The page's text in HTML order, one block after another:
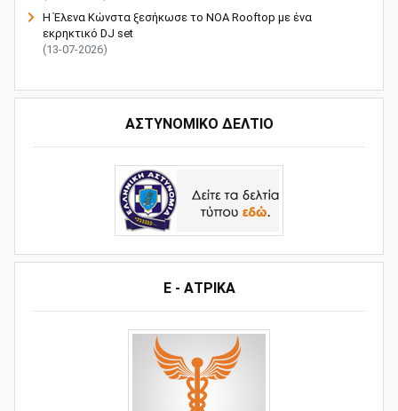
Η Έλενα Κώνστα ξεσήκωσε το NOA Rooftop με ένα
εκρηκτικό DJ set
(13-07-2026)
ΑΣΤΥΝΟΜΙΚΟ ΔΕΛΤΙΟ
Ε - ΑΤΡΙΚΑ